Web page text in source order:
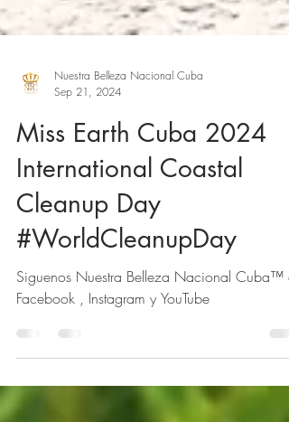
Nuestra Belleza Nacional Cuba
Sep 21, 2024
Miss Earth Cuba 2024
International Coastal
Cleanup Day
#WorldCleanupDay